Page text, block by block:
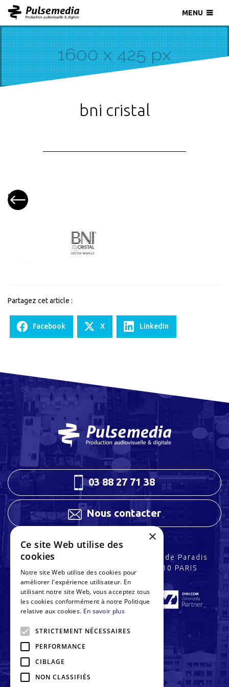
MENU
bni cristal
«
Erstein
Partagez cet article :
Facebook X LinkedIn
03 88 27 71 38
Nous contacter
3 rue Charles Peguy
67200 STRASBOURG
32 rue de Paradis
75010 PARIS
MENTIONS LÉGALES
×
Ce site Web utilise des
cookies
Notre site Web utilise des cookies pour
améliorer l'expérience utilisateur. En
utilisant notre site Web, vous acceptez tous
les cookies conformément à notre Politique
relative aux cookies. En savoir plus
STRICTEMENT NÉCESSAIRES
PERFORMANCE
CIBLAGE
NON CLASSIFIÉS